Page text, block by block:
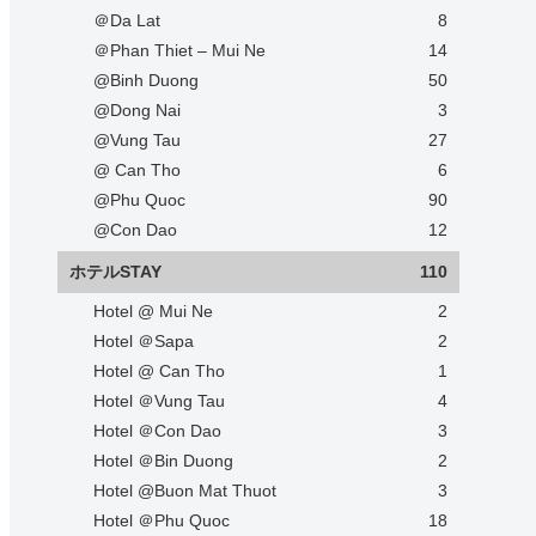
＠Da Lat
8
＠Phan Thiet – Mui Ne
14
@Binh Duong
50
@Dong Nai
3
@Vung Tau
27
@ Can Tho
6
@Phu Quoc
90
@Con Dao
12
ホテルSTAY 110
Hotel @ Mui Ne
2
Hotel ＠Sapa
2
Hotel @ Can Tho
1
Hotel ＠Vung Tau
4
Hotel ＠Con Dao
3
Hotel ＠Bin Duong
2
Hotel @Buon Mat Thuot
3
Hotel ＠Phu Quoc
18